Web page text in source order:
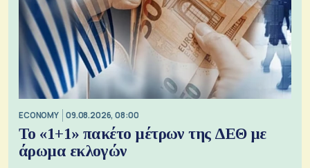
ECONOMY 09.08.2026, 08:00
Το «1+1» πακέτο μέτρων της ΔΕΘ με
άρωμα εκλογών